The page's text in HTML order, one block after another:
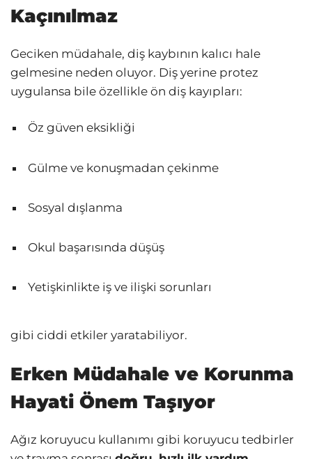
Kaçınılmaz
Geciken müdahale, diş kaybının kalıcı hale
gelmesine neden oluyor. Diş yerine protez
uygulansa bile özellikle ön diş kayıpları:
Öz güven eksikliği
Gülme ve konuşmadan çekinme
Sosyal dışlanma
Okul başarısında düşüş
Yetişkinlikte iş ve ilişki sorunları
gibi ciddi etkiler yaratabiliyor.
Erken Müdahale ve Korunma
Hayati Önem Taşıyor
Ağız koruyucu kullanımı gibi koruyucu tedbirler